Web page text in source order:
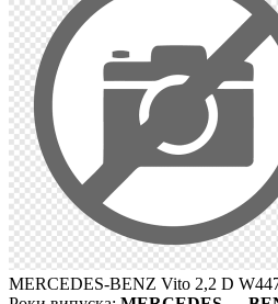
MERCEDES-BENZ Vito 2,2 D